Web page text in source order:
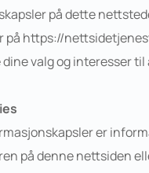
på dette
på https://
valg og interesser
er
på denne nettsiden